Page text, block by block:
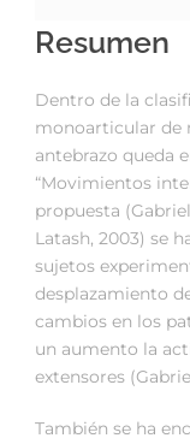
Resumen
Dentro de la
monoarticular de
antebrazo queda
“Movimientos
propuesta
Latash, 2003) se
sujetos
desplazamiento
cambios en los
un aumento la
extensores
También se ha